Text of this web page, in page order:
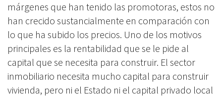
márgenes que han tenido las promotoras, estos no
han crecido sustancialmente en comparación con
lo que ha subido los precios. Uno de los motivos
principales es la rentabilidad que se le pide al
capital que se necesita para construir. El sector
inmobiliario necesita mucho capital para construir
vivienda, pero ni el Estado ni el capital privado local